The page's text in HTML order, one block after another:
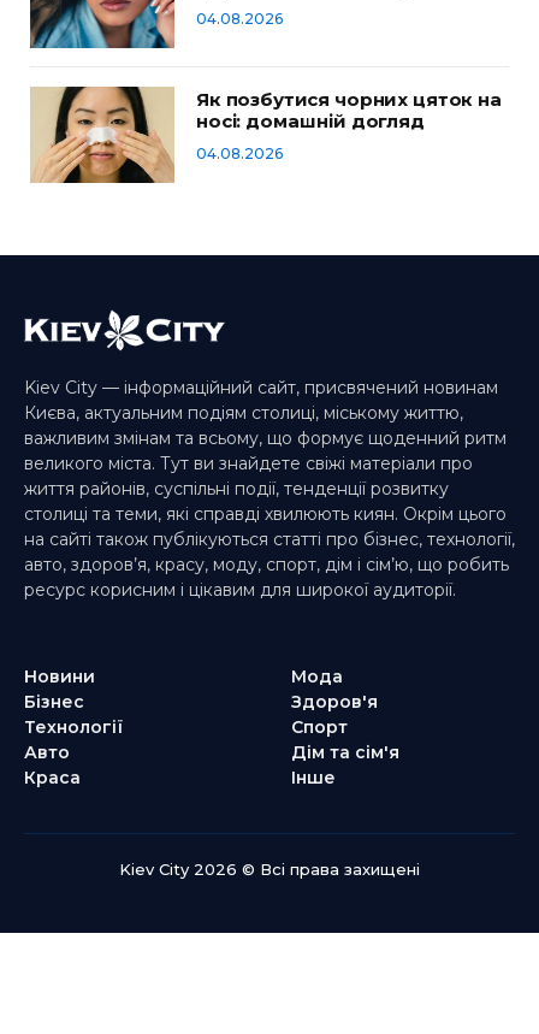
04.08.2026
Як позбутися чорних цяток на
носі: домашній догляд
04.08.2026
Kiev City — інформаційний сайт, присвячений новинам
Києва, актуальним подіям столиці, міському життю,
важливим змінам та всьому, що формує щоденний ритм
великого міста. Тут ви знайдете свіжі матеріали про
життя районів, суспільні події, тенденції розвитку
столиці та теми, які справді хвилюють киян. Окрім цього
на сайті також публікуються статті про бізнес, технології,
авто, здоров’я, красу, моду, спорт, дім і сім’ю, що робить
ресурс корисним і цікавим для широкої аудиторії.
Новини
Бізнес
Технології
Авто
Краса
Мода
Здоров'я
Спорт
Дім та сім'я
Інше
Kiev City 2026 © Всі права захищені